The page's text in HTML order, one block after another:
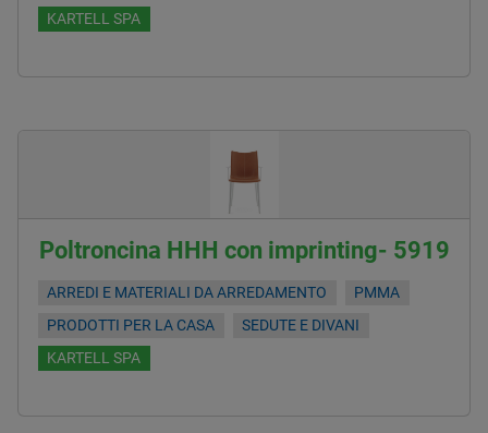
KARTELL SPA
Poltroncina HHH con imprinting- 5919
ARREDI E MATERIALI DA ARREDAMENTO
PMMA
PRODOTTI PER LA CASA
SEDUTE E DIVANI
KARTELL SPA